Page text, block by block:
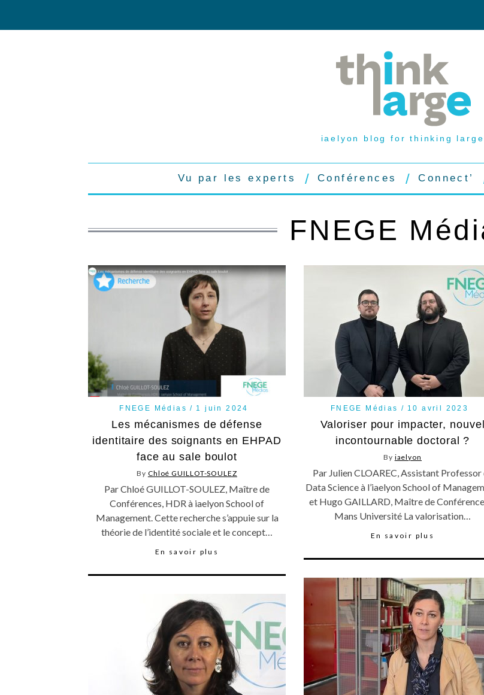
iaelyon blog for thinking large
Vu par les experts Conférences Connect’
FNEGE
FNEGE Médias 1 juin 2024
Les mécanismes de défense
identitaire des soignants en EHPAD
face au sale boulot
By Chloé GUILLOT-SOULEZ
Par Chloé GUILLOT-SOULEZ, Maître de
Conférences, HDR à iaelyon School of
Management. Cette recherche s’appuie sur la
théorie de l’identité sociale et le concept…
En savoir plus
FNEGE Médias 10 avril 2023
Valoriser pour impacter, nouvel
incontournable doctoral ?
By iaelyon
Par Julien CLOAREC, Assistant
Data Science à l’iaelyon School of
et Hugo GAILLARD, Maître de
Mans Université La valorisation…
En savoir plus